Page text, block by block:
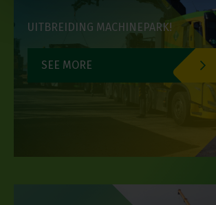
UITBREIDING MACHINEPARK!
SEE MORE